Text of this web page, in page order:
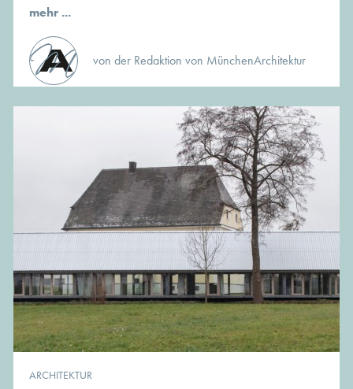
mehr ...
von der Redaktion von MünchenArchitektur
ARCHITEKTUR